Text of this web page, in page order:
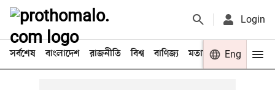
Login
সর্বশেষ বাংলাদেশ রাজনীতি বিশ্ব বাণিজ্য মতামত খেলা
Eng